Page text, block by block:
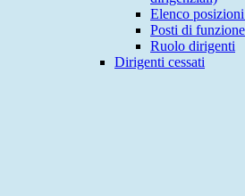
Elenco
Posti di
Ruolo dirigenti
Dirigenti cessati